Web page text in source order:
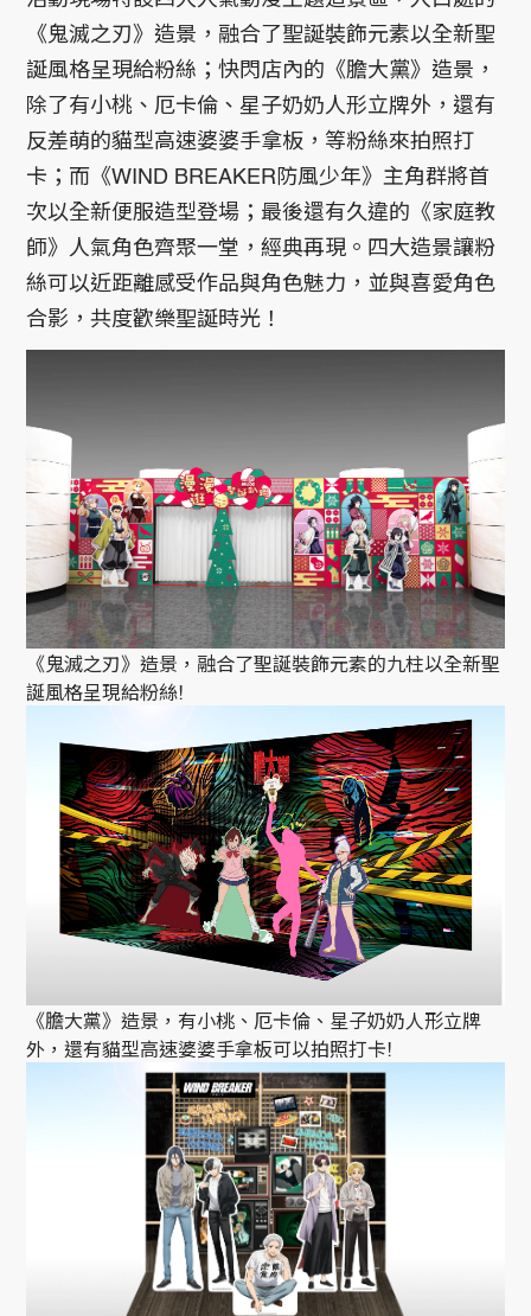
《鬼滅之刃》造景，融合了聖誕裝飾元素以全新聖
誕風格呈現給粉絲；快閃店內的《膽大黨》造景，
除了有小桃、厄卡倫、星子奶奶人形立牌外，還有
反差萌的貓型高速婆婆手拿板，等粉絲來拍照打
卡；而《WIND BREAKER防風少年》主角群將首
次以全新便服造型登場；最後還有久違的《家庭教
師》人氣角色齊聚一堂，經典再現。四大造景讓粉
絲可以近距離感受作品與角色魅力，並與喜愛角色
合影，共度歡樂聖誕時光！
《鬼滅之刃》造景，融合了聖誕裝飾元素的九柱以全新聖
誕風格呈現給粉絲!
《膽大黨》造景，有小桃、厄卡倫、星子奶奶人形立牌
外，還有貓型高速婆婆手拿板可以拍照打卡!